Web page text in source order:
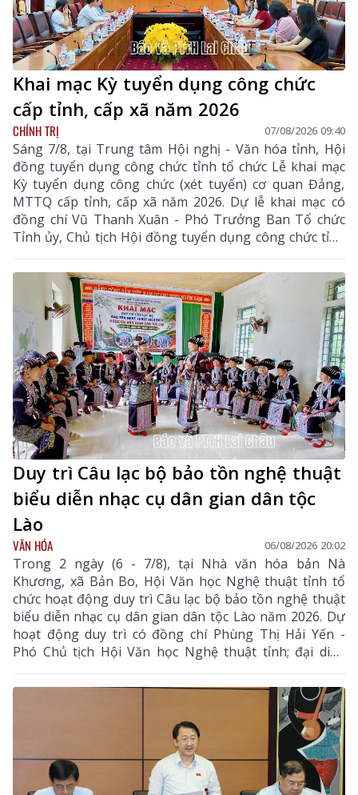
Khai mạc Kỳ tuyển dụng công chức
cấp tỉnh, cấp xã năm 2026
CHÍNH TRỊ 07/08/2026 09:40
Sáng 7/8, tại Trung tâm Hội nghị - Văn hóa tỉnh, Hội
đồng tuyển dụng công chức tỉnh tổ chức Lễ khai mạc
Kỳ tuyển dụng công chức (xét tuyển) cơ quan Đảng,
MTTQ cấp tỉnh, cấp xã năm 2026. Dự lễ khai mạc có
đồng chí Vũ Thanh Xuân - Phó Trưởng Ban Tổ chức
Tỉnh ủy, Chủ tịch Hội đồng tuyển dụng công chức tỉnh
cùng các thành viên hội đồng tuyển dụng, ban giám
sát, ban vấn đáp và thí sinh tham dự kỳ tuyển dụng.
Duy trì Câu lạc bộ bảo tồn nghệ thuật
biểu diễn nhạc cụ dân gian dân tộc
Lào
VĂN HÓA 06/08/2026 20:02
Trong 2 ngày (6 - 7/8), tại Nhà văn hóa bản Nà
Khương, xã Bản Bo, Hội Văn học Nghệ thuật tỉnh tổ
chức hoạt động duy trì Câu lạc bộ bảo tồn nghệ thuật
biểu diễn nhạc cụ dân gian dân tộc Lào năm 2026. Dự
hoạt động duy trì có đồng chí Phùng Thị Hải Yến -
Phó Chủ tịch Hội Văn học Nghệ thuật tỉnh; đại diện
Phòng Văn hóa - Xã hội xã Bản Bo và 24 thành viên
câu lạc bộ.